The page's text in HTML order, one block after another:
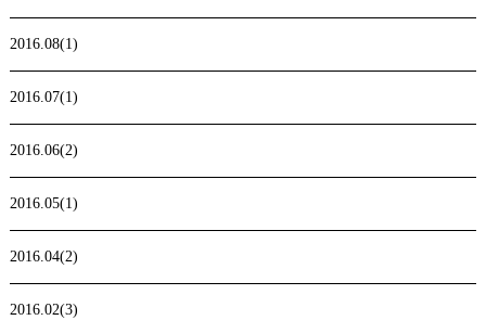
2016.08(1)
2016.07(1)
2016.06(2)
2016.05(1)
2016.04(2)
2016.02(3)